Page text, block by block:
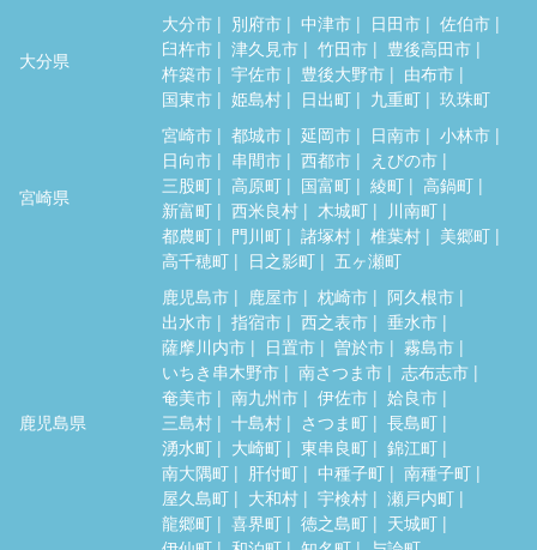
大分県
大分市 別府市 中津市 日田市
佐伯市
臼杵市
津久見市 竹田市
豊後高田市
杵築市
宇佐市 豊後大野市
由布市
国東市
姫島村 日出町 九重町 玖珠町
宮崎県
宮崎市 都城市 延岡市 日南市
小林市
日向市
串間市 西都市
えびの市
三股町
高原町 国富町 綾町
高鍋町
新富町
西米良村 木城町
川南町
都農町
門川町 諸塚村 椎葉村
美郷町
高千穂町
日之影町 五ヶ瀬町
鹿児島県
鹿児島市 鹿屋市 枕崎市
阿久根市
出水市
指宿市 西之表市
垂水市
薩摩川内市
日置市 曽於市
霧島市
いちき串木野市
南さつま市
志布志市
奄美市
南九州市 伊佐市
姶良市
三島村
十島村 さつま町
長島町
湧水町
大崎町 東串良町
錦江町
南大隅町
肝付町 中種子町
南種子町
屋久島町
大和村 宇検村
瀬戸内町
龍郷町
喜界町 徳之島町
天城町